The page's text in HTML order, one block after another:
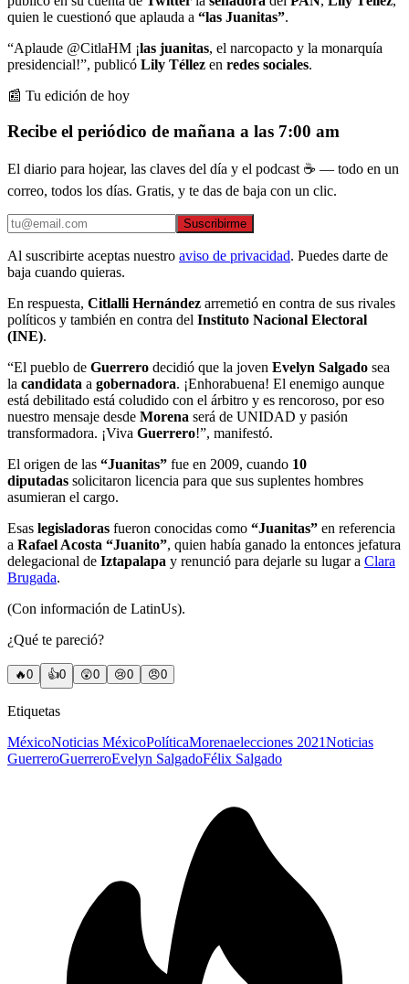
quien le cuestionó que aplauda a “las Juanitas”.
“Aplaude @CitlaHM ¡las juanitas, el narcopacto y la monarquía
presidencial!”, publicó Lily Téllez en redes sociales.
📰 Tu edición de hoy
Recibe el periódico de mañana a las 7:00 am
El diario para hojear, las claves del día y el podcast ☕ — todo en un
correo, todos los días. Gratis, y te das de baja con un clic.
Suscribirme
Al suscribirte aceptas nuestro aviso de privacidad. Puedes darte de
baja cuando quieras.
En respuesta, Citlalli Hernández arremetió en contra de sus rivales
políticos y también en contra del Instituto Nacional Electoral
(INE).
“El pueblo de Guerrero decidió que la joven Evelyn Salgado sea
la candidata a gobernadora. ¡Enhorabuena! El enemigo aunque
está debilitado está coludido con el árbitro y es rencoroso, por eso
nuestro mensaje desde Morena será de UNIDAD y pasión
transformadora. ¡Viva Guerrero!”, manifestó.
El origen de las “Juanitas” fue en 2009, cuando 10
diputadas solicitaron licencia para que sus suplentes hombres
asumieran el cargo.
Esas legisladoras fueron conocidas como “Juanitas” en referencia
a Rafael Acosta “Juanito”, quien había ganado la entonces jefatura
delegacional de Iztapalapa y renunció para dejarle su lugar a Clara
Brugada.
(Con información de LatinUs).
¿Qué te pareció?
🔥0 👍0 😲0 😢0 😠0
Etiquetas
MéxicoNoticias MéxicoPolíticaMorenaelecciones 2021Noticias
GuerreroGuerreroEvelyn SalgadoFélix Salgado